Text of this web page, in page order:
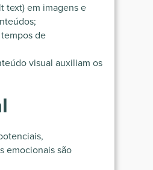
text) em imagens e
de
visual auxiliam os
emocionais são